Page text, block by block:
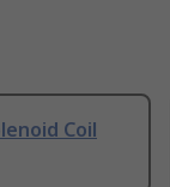
Coil